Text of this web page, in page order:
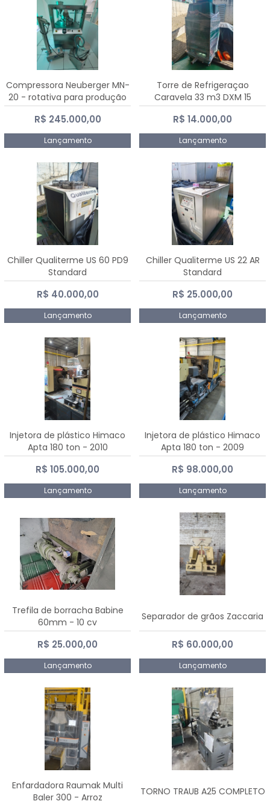
Compressora Neuberger MN-
20 - rotativa para produção
de comprimidos
R$ 245.000,00
Lançamento
Torre de Refrigeraçao
Caravela 33 m3 DXM 15
R$ 14.000,00
Lançamento
Chiller Qualiterme US 60 PD9
Standard
R$ 40.000,00
Lançamento
Chiller Qualiterme US 22 AR
Standard
R$ 25.000,00
Lançamento
Injetora de plástico Himaco
Apta 180 ton - 2010
R$ 105.000,00
Lançamento
Injetora de plástico Himaco
Apta 180 ton - 2009
R$ 98.000,00
Lançamento
Trefila de borracha Babine
60mm - 10 cv
R$ 25.000,00
Lançamento
Separador de grãos Zaccaria
R$ 60.000,00
Lançamento
Enfardadora Raumak Multi
Baler 300 - Arroz
TORNO TRAUB A25 COMPLETO